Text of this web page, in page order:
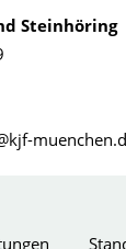
Steinhöring